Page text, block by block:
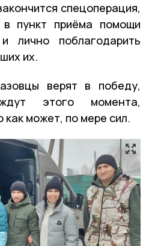
спецоперация,
в пункт приёма помощи
лично поблагодарить
их.
верят в победу,
этого момента,
как может, по мере сил.